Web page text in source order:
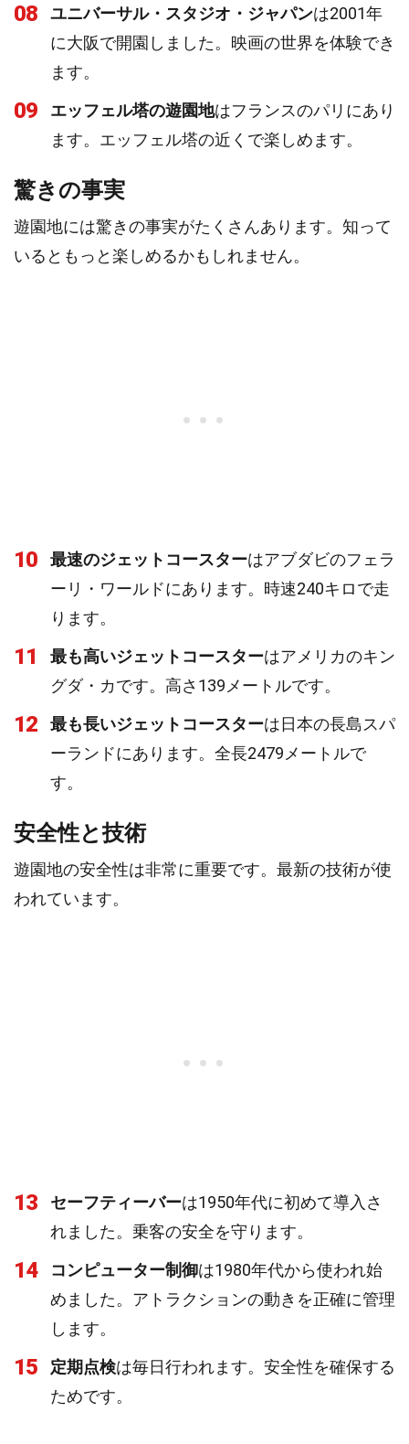
08 ユニバーサル・スタジオ・ジャパンは2001年
に大阪で開園しました。映画の世界を体験でき
ます。
09 エッフェル塔の遊園地はフランスのパリにあり
ます。エッフェル塔の近くで楽しめます。
驚きの事実
遊園地には驚きの事実がたくさんあります。知って
いるともっと楽しめるかもしれません。
10 最速のジェットコースターはアブダビのフェラ
ーリ・ワールドにあります。時速240キロで走
ります。
11 最も高いジェットコースターはアメリカのキン
グダ・カです。高さ139メートルです。
12 最も長いジェットコースターは日本の長島スパ
ーランドにあります。全長2479メートルで
す。
安全性と技術
遊園地の安全性は非常に重要です。最新の技術が使
われています。
13 セーフティーバーは1950年代に初めて導入さ
れました。乗客の安全を守ります。
14 コンピューター制御は1980年代から使われ始
めました。アトラクションの動きを正確に管理
します。
15 定期点検は毎日行われます。安全性を確保する
ためです。